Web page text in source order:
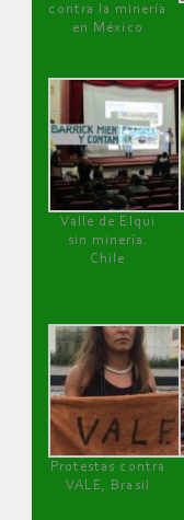
contra la minería
en México
Valle de Elqui
sin minería.
Chile
Protestas contra
VALE, Brasil